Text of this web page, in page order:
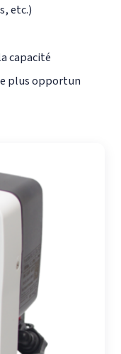
etc.)
capacité
plus opportun